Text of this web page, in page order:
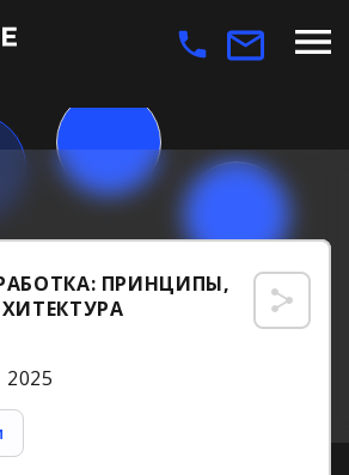
ПРИНЦИПЫ,
2025